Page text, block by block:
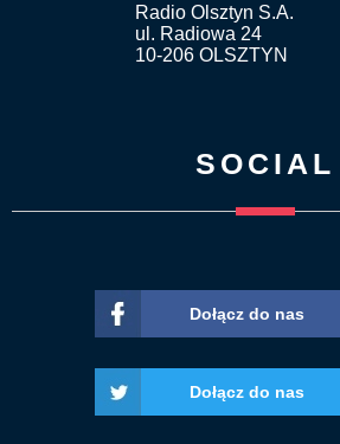
Radio Olsztyn S.A.
ul. Radiowa 24
10-206 OLSZTYN
SOCIAL
Dołącz do nas
Dołącz do nas